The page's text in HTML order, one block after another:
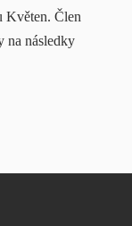
Květen. Člen
na následky